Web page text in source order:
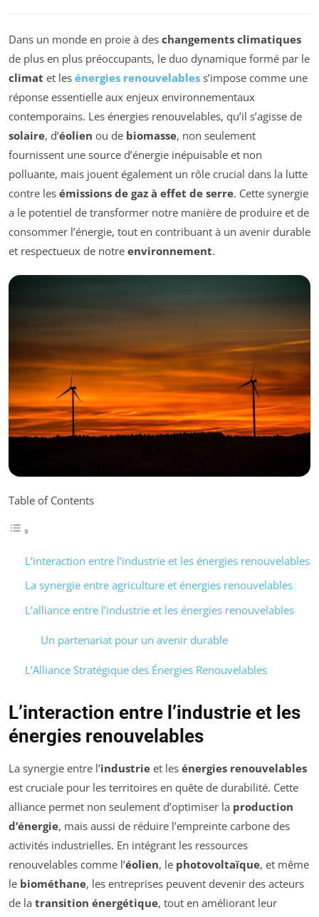
Dans un monde en proie à des changements climatiques
de plus en plus préoccupants, le duo dynamique formé par le
climat et les énergies renouvelables s’impose comme une
réponse essentielle aux enjeux environnementaux
contemporains. Les énergies renouvelables, qu’il s’agisse de
solaire, d’éolien ou de biomasse, non seulement
fournissent une source d’énergie inépuisable et non
polluante, mais jouent également un rôle crucial dans la lutte
contre les émissions de gaz à effet de serre. Cette synergie
a le potentiel de transformer notre manière de produire et de
consommer l’énergie, tout en contribuant à un avenir durable
et respectueux de notre environnement.
Table of Contents
L’interaction entre l’industrie et les énergies renouvelables
La synergie entre agriculture et énergies renouvelables
L’alliance entre l’industrie et les énergies renouvelables
Un partenariat pour un avenir durable
L’Alliance Stratégique des Énergies Renouvelables
L’interaction entre l’industrie et les
énergies renouvelables
La synergie entre l’industrie et les énergies renouvelables
est cruciale pour les territoires en quête de durabilité. Cette
alliance permet non seulement d’optimiser la production
d’énergie, mais aussi de réduire l’empreinte carbone des
activités industrielles. En intégrant les ressources
renouvelables comme l’éolien, le photovoltaïque, et même
le biométhane, les entreprises peuvent devenir des acteurs
de la transition énergétique, tout en améliorant leur